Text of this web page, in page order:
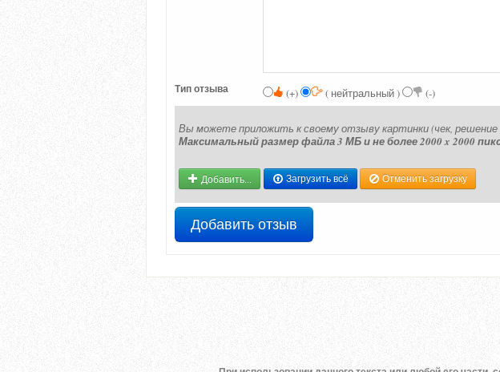
Тип отзыва (+) ( нейтральный ) (-)
Вы можете приложить к своему отзыву картинки (чек, решение
Максимальный размер файла 3 МБ и не более 2000 x 2000
Добавить... Загрузить всё Отменить загрузку
Добавить отзыв